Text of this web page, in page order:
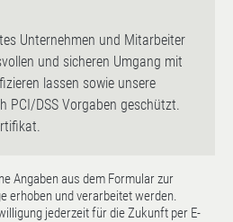
Unternehmen und Mitarbeiter
und sicheren Umgang mit
lassen sowie unsere
PCI/DSS Vorgaben geschützt.
Angaben aus dem Formular zur
erhoben und verarbeitet werden.
jederzeit für die Zukunft per E-